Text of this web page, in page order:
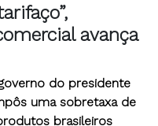
avança
do presidente
uma sobretaxa de
brasileiros